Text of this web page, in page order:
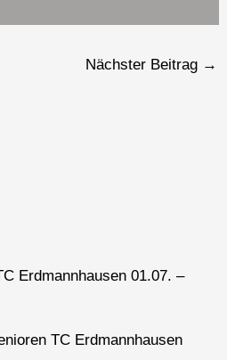
Nächster Beitrag →
Erdmannhausen 01.07. –
TC Erdmannhausen